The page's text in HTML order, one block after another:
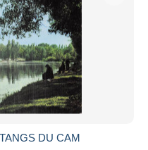
DU CAM